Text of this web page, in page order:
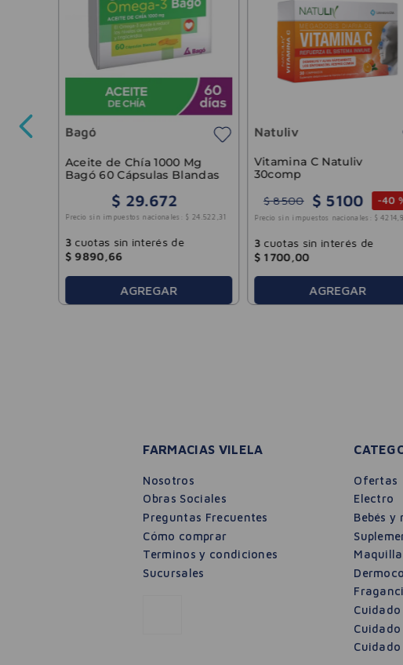
30 % Bagó
Aceite de Chía 1000 Mg
Bagó 60 Cápsulas Blandas
$ 29.672
Precio sin impuestos nacionales: $ 24 .522 , 31
3 cuotas sin interés de
$ 9890,66
AGREGAR
Natuliv
Vitamina C Natuliv
30comp
$ 8500 $ 5100 -40
Precio sin impuestos nacionales: $ 4214
3 cuotas sin interés de
$ 1700 ,00
AGREGAR
FARMACIAS VILELA
Nosotros
Obras Sociales
Preguntas Frecuentes
Cómo comprar
Terminos y condiciones
Sucursales
Ofertas
Electro
Bebés y